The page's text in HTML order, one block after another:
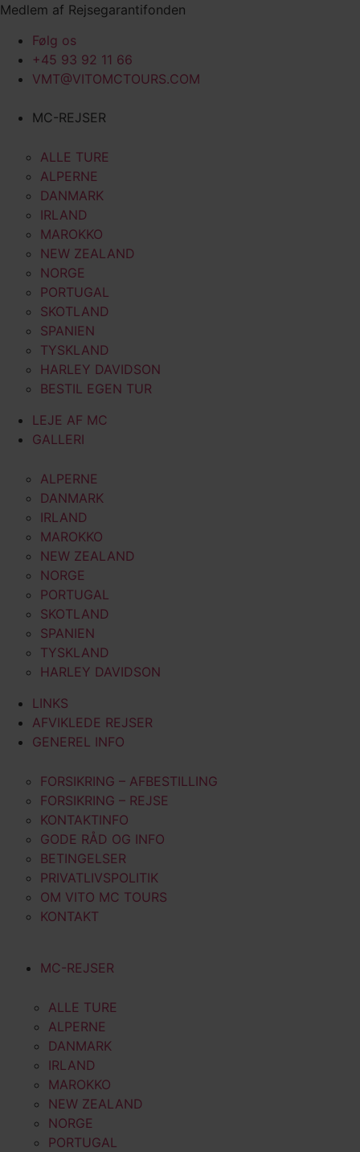
Videre
indhold
Medlem af Rejsegarantifonden
Følg os
+45 93 92 11 66
VMT@VITOMCTOURS.COM
MC-REJSER
ALLE TURE
ALPERNE
DANMARK
IRLAND
MAROKKO
NEW ZEALAND
NORGE
PORTUGAL
SKOTLAND
SPANIEN
TYSKLAND
HARLEY DAVIDSON
BESTIL EGEN TUR
LEJE AF MC
GALLERI
ALPERNE
DANMARK
IRLAND
MAROKKO
NEW ZEALAND
NORGE
PORTUGAL
SKOTLAND
SPANIEN
TYSKLAND
HARLEY DAVIDSON
LINKS
AFVIKLEDE REJSER
GENEREL INFO
FORSIKRING – AFBESTILLING
FORSIKRING – REJSE
KONTAKTINFO
GODE RÅD OG INFO
BETINGELSER
PRIVATLIVSPOLITIK
OM VITO MC TOURS
KONTAKT
MC-REJSER
ALLE TURE
ALPERNE
DANMARK
IRLAND
MAROKKO
NEW ZEALAND
NORGE
PORTUGAL